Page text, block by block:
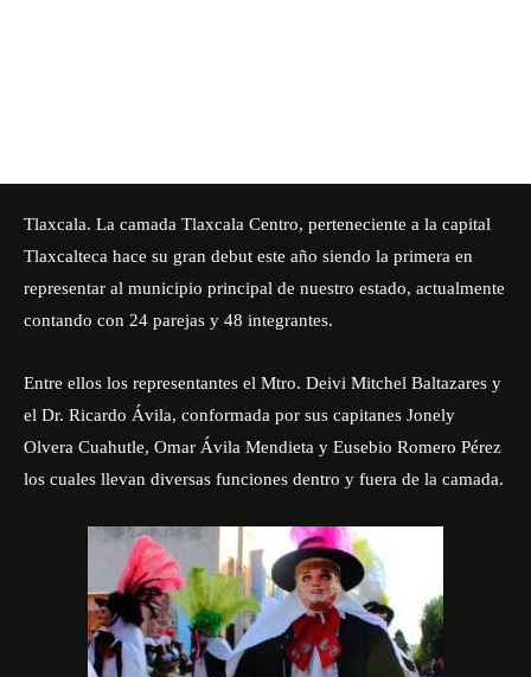
Tlaxcala. La camada Tlaxcala Centro, perteneciente a la capital
Tlaxcalteca hace su gran debut este año siendo la primera en
representar al municipio principal de nuestro estado, actualmente
contando con 24 parejas y 48 integrantes.
Entre ellos los representantes el Mtro. Deivi Mitchel Baltazares y
el Dr. Ricardo Ávila, conformada por sus capitanes Jonely
Olvera Cuahutle, Omar Ávila Mendieta y Eusebio Romero Pérez
los cuales llevan diversas funciones dentro y fuera de la camada.